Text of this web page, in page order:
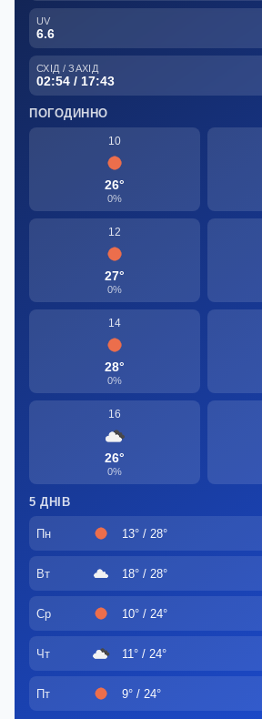
UV
6.6
СХІД / ЗАХІД
02:54 / 17:43
ПОГОДИННО
10
26°
0%
12
27°
0%
14
28°
0%
16
26°
0%
5 ДНІВ
Пн 13° / 28°
Вт 18° / 28°
Ср 10° / 24°
Чт 11° / 24°
Пт 9° / 24°